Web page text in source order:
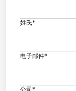
姓氏*
电子邮件*
公司 *